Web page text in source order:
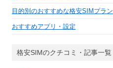
目的別のおすすめな格安SIMプラン
おすすめアプリ・設定
格安SIMのクチコミ・記事一覧